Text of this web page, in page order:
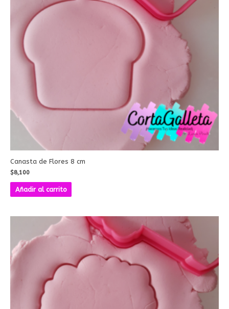
Canasta de Flores 8 cm
$8,100
Añadir al carrito